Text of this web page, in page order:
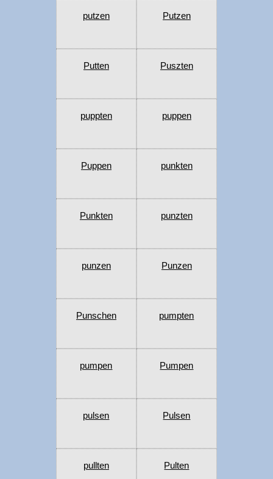
putzen Putzen
Putten Puszten
puppten puppen
Puppen punkten
Punkten punzten
punzen Punzen
Punschen pumpten
pumpen Pumpen
pulsen Pulsen
pullten Pulten